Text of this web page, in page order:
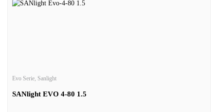
Evo Serie, Sanlight
SANlight EVO 4-80 1.5